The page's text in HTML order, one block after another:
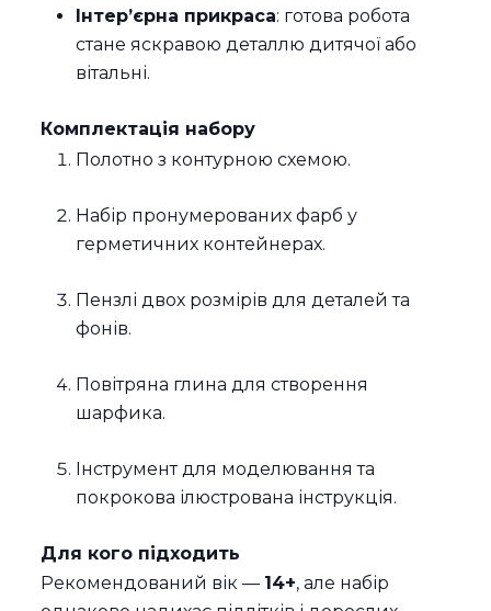
Інтер’єрна прикраса: готова робота
стане яскравою деталлю дитячої або
вітальні.
Комплектація набору
Полотно з контурною схемою.
Набір пронумерованих фарб у
герметичних контейнерах.
Пензлі двох розмірів для деталей та
фонів.
Повітряна глина для створення
шарфика.
Інструмент для моделювання та
покрокова ілюстрована інструкція.
Для кого підходить
Рекомендований вік — 14+, але набір